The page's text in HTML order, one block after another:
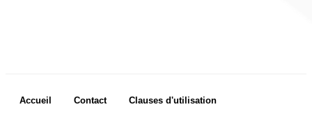
Footer menu
Accueil Contact Clauses d'utilisation